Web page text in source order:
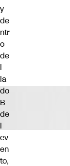
y
de
ntr
o
de
l
la
do
B
de
l
ev
en
to,